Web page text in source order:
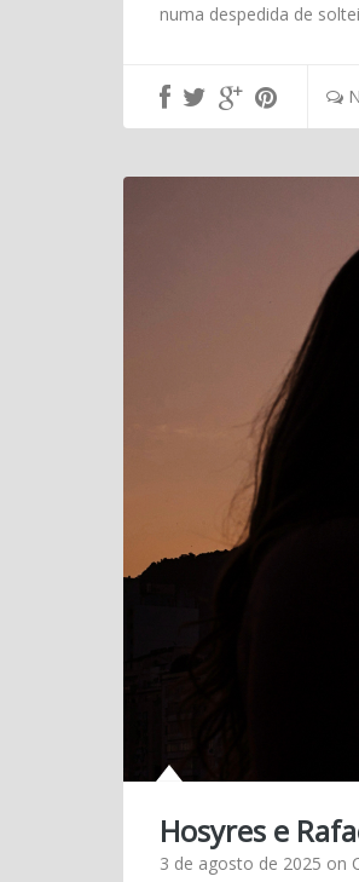
numa despedida de
Hosyres e
3 de agosto de 2025 on